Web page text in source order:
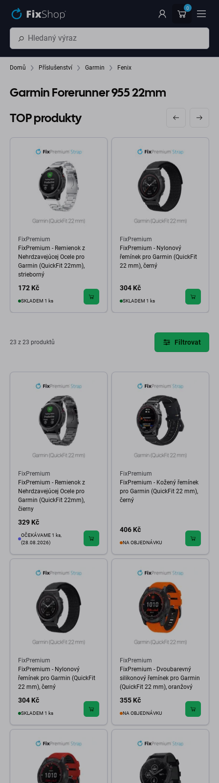
0
Domů Příslušenství Garmin Fenix
Garmin Forerunner 955 22mm
TOP produkty
FixPremium
FixPremium - Remienok z
Nehrdzavejúcej Ocele pro
Garmin (QuickFit 22mm),
strieborný
172 Kč
SKLADEM 1 ks
FixPremium
FixPremium - Nylonový
řemínek pro Garmin (QuickFit
22 mm), černý
304 Kč
SKLADEM 1 ks
23 z 23 produktů Filtrovat
FixPremium
FixPremium - Remienok z
Nehrdzavejúcej Ocele pro
Garmin (QuickFit 22mm),
čierny
329 Kč
OČEKÁVAME 1 ks,
(28.08.2026)
FixPremium
FixPremium - Kožený řemínek
pro Garmin (QuickFit 22 mm),
černý
406 Kč
NA OBJEDNÁVKU
FixPremium
FixPremium - Nylonový
řemínek pro Garmin (QuickFit
22 mm), černý
304 Kč
SKLADEM 1 ks
FixPremium
FixPremium - Dvoubarevný
silikonový řemínek pro Garmin
(QuickFit 22 mm), oranžový
355 Kč
NA OBJEDNÁVKU